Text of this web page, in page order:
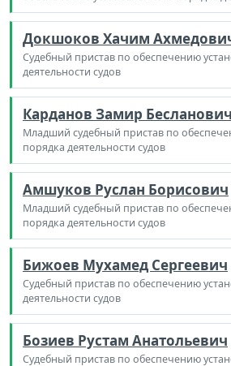
Докшоков Хачим
Судебный пристав по обеспечению
деятельности судов
Карданов Замир Бесланович
Младший судебный пристав по
порядка деятельности судов
Амшуков Руслан Борисович
Младший судебный пристав по
порядка деятельности судов
Бижоев Мухамед Сергеевич
Судебный пристав по обеспечению
деятельности судов
Бозиев Рустам Анатольевич
Судебный пристав по обеспечению